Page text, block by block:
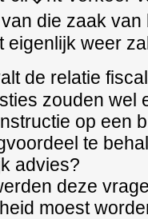
die zaak
eigenlijk weer
de relatie
zouden wel
op een
te
advies?
deze
moest